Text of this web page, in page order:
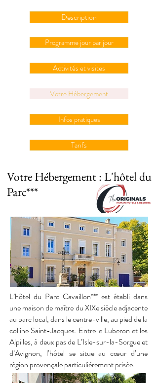
Description
Programme jour par jour
Activités et visites
Votre Hébergement
Infos pratiques
Tarifs
Votre Hébergement : L'hôtel du
Parc***
L’hôtel du Parc Cavaillon*** est établi dans
une maison de maître du XIXe siècle adjacente
au parc local, dans le centre-ville, au pied de la
colline Saint-Jacques. Entre le Luberon et les
Alpilles, à deux pas de L’Isle-sur-la-Sorgue et
d’Avignon, l’hôtel se situe au cœur d’une
région provençale particulièrement prisée.